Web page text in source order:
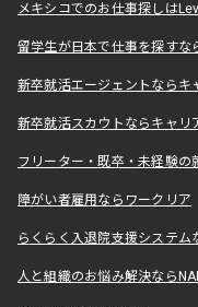
メキシコでのお仕事探しは
留学生が日本で仕事を探すな
新卒就活エージェントならキ
新卒就活スカウトならキャリ
フリーター・既卒・未経験の
障がい者雇用ならワークリア
らくらく入退院支援システム
人と組織のお悩み解決なら